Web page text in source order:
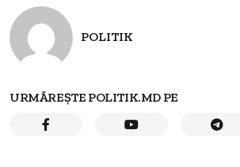
POLITIK
URMĂREȘTE POLITIK.MD PE